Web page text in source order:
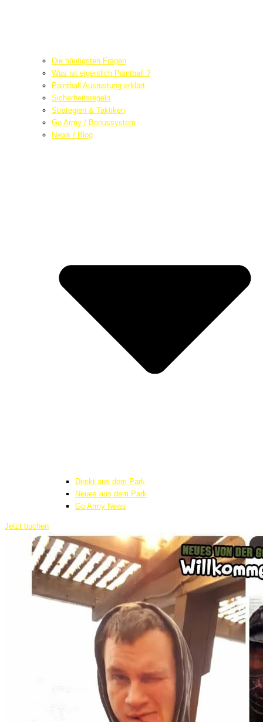
Die häufigsten Fragen
Was ist eigentlich Paintball ?
Paintball Ausrüstung erklärt
Sicherheitsregeln
Strategien & Taktiken
Go Army / Bonussystem
News / Blog
Direkt aus dem Park
Neues aus dem Park
Go Army News
Jetzt buchen